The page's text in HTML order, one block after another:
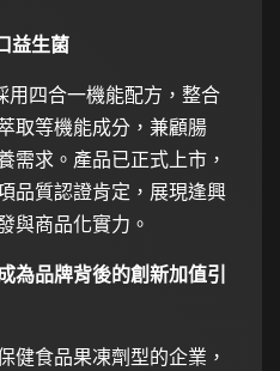
益生菌
用四合一機能配方，整合
取等機能成分，兼顧腸
需求。產品已正式上市，
品質認證肯定，展現逢興
與商品化實力。
為品牌背後的創新加值引
健食品果凍劑型的企業，